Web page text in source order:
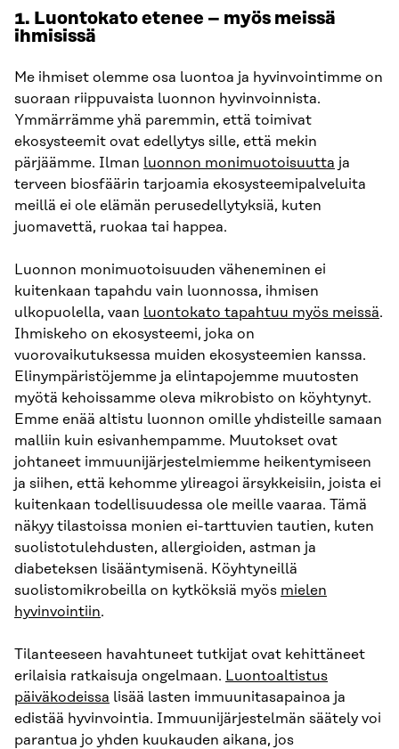
1. Luontokato etenee – myös meissä
ihmisissä
Me ihmiset olemme osa luontoa ja hyvinvointimme on
suoraan riippuvaista luonnon hyvinvoinnista.
Ymmärrämme yhä paremmin, että toimivat
ekosysteemit ovat edellytys sille, että mekin
pärjäämme. Ilman luonnon monimuotoisuutta ja
terveen biosfäärin tarjoamia ekosysteemipalveluita
meillä ei ole elämän perusedellytyksiä, kuten
juomavettä, ruokaa tai happea.
Luonnon monimuotoisuuden väheneminen ei
kuitenkaan tapahdu vain luonnossa, ihmisen
ulkopuolella, vaan luontokato tapahtuu myös meissä.
Ihmiskeho on ekosysteemi, joka on
vuorovaikutuksessa muiden ekosysteemien kanssa.
Elinympäristöjemme ja elintapojemme muutosten
myötä kehoissamme oleva mikrobisto on köyhtynyt.
Emme enää altistu luonnon omille yhdisteille samaan
malliin kuin esivanhempamme. Muutokset ovat
johtaneet immuunijärjestelmiemme heikentymiseen
ja siihen, että kehomme ylireagoi ärsykkeisiin, joista ei
kuitenkaan todellisuudessa ole meille vaaraa. Tämä
näkyy tilastoissa monien ei-tarttuvien tautien, kuten
suolistotulehdusten, allergioiden, astman ja
diabeteksen lisääntymisenä. Köyhtyneillä
suolistomikrobeilla on kytköksiä myös mielen
hyvinvointiin.
Tilanteeseen havahtuneet tutkijat ovat kehittäneet
erilaisia ratkaisuja ongelmaan. Luontoaltistus
päiväkodeissa lisää lasten immuunitasapainoa ja
edistää hyvinvointia. Immuunijärjestelmän säätely voi
parantua jo yhden kuukauden aikana, jos